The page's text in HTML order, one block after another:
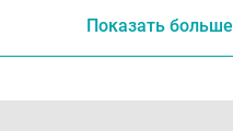
Показать больше